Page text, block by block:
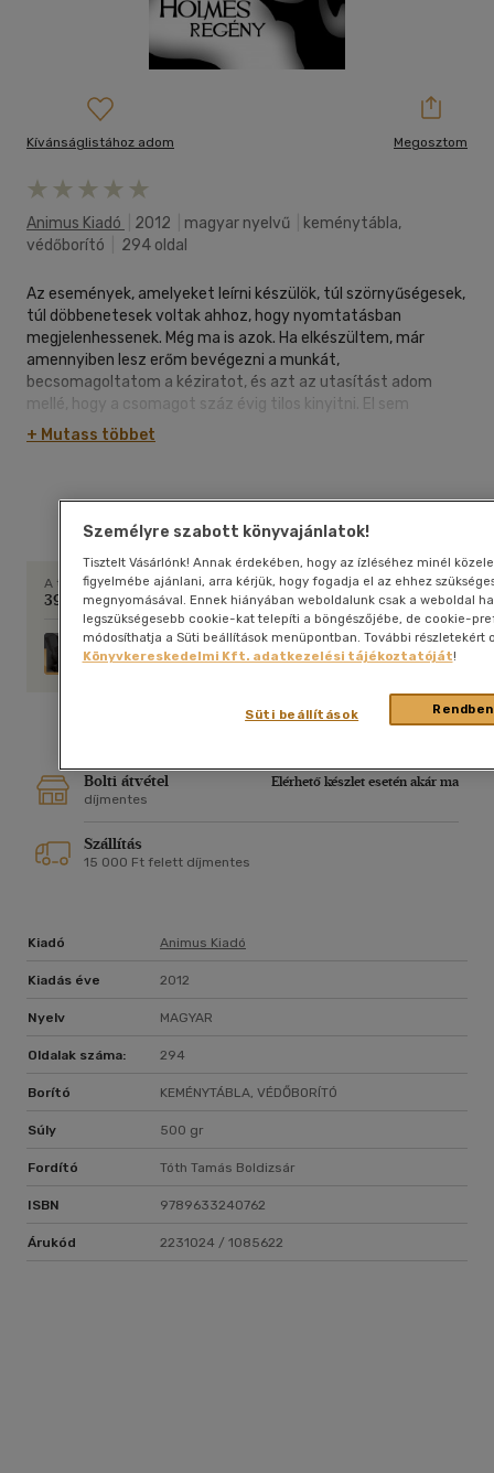
Kívánságlistához adom Megosztom
Animus Kiadó 2012 magyar nyelvű
keménytábla,
védőborító
294 oldal
Az események, amelyeket leírni készülök, túl szörnyűségesek,
túl döbbenetesek voltak ahhoz, hogy nyomtatásban
megjelenhessenek. Még ma is azok. Ha elkészültem, már
amennyiben lesz erőm bevégezni a munkát,
becsomagoltatom a kéziratot, és azt az utasítást adom
mellé, hogy a csomagot száz évig tilos kinyitni. El sem
képzelhető, milyen lesz akkor a világ, meddig jut el addigra az
emberiség, de a jövőbeni olvasók talán edzettebb lélekkel
mindeddig rejtve volt. - Dr. Watson
+ Mutass többet
Utolsó ismert ár: 3 980 Ft
A termék megvásárlásával
398 pontot szerezhet
Legyen Ön is törzsvásárlónk, kártyájára akár 10%
visszajár.
Bolti átvétel
Elérhető készlet esetén akár ma
díjmentes
Szállítás
15 000 Ft felett díjmentes
Kiadó Animus Kiadó
Kiadás éve 2012
Nyelv MAGYAR
Oldalak száma: 294
Borító KEMÉNYTÁBLA, VÉDŐBORÍTÓ
Súly 500 gr
Fordító Tóth Tamás Boldizsár
ISBN 9789633240762
Árukód 2231024 / 1085622
Személyre szabott könyvajánlatok!
Tisztelt Vásárlónk! Annak érdekében, hogy az ízléséhez minél
figyelmébe ajánlani, arra kérjük, hogy fogadja el az ehhez
megnyomásával. Ennek hiányában weboldalunk csak a weboldal
legszükségesebb cookie-kat telepíti a böngészőjébe, de cookie-
módosíthatja a Süti beállítások menüpontban. További részletekért
Könyvkereskedelmi Kft. adatkezelési tájékoztatóját!
Rendben
Süti beállítások